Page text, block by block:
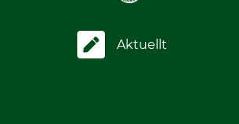
Aktuellt